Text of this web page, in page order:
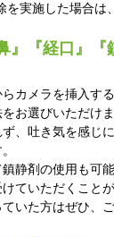
を実施した場合は
』『経口』『
カメラを挿入す
お選びいただけ
、吐き気を感じ
静剤の使用も可
ていただくこと
いた方はぜひ、